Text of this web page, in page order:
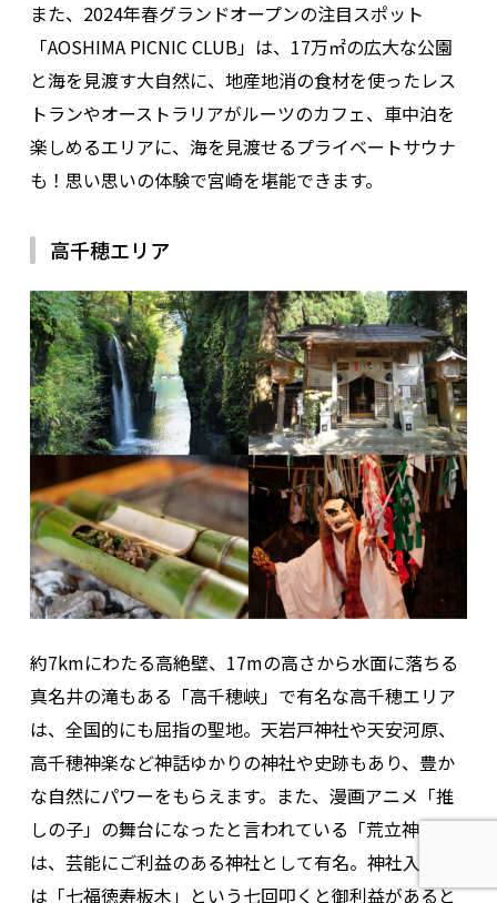
また、2024年春グランドオープンの注目スポット
「AOSHIMA PICNIC CLUB」は、17万㎡の広大な公園
と海を見渡す大自然に、地産地消の食材を使ったレス
トランやオーストラリアがルーツのカフェ、車中泊を
楽しめるエリアに、海を見渡せるプライベートサウナ
も！思い思いの体験で宮崎を堪能できます。
高千穂エリア
約7kmにわたる高絶壁、17mの高さから水面に落ちる
真名井の滝もある「高千穂峡」で有名な高千穂エリア
は、全国的にも屈指の聖地。天岩戸神社や天安河原、
高千穂神楽など神話ゆかりの神社や史跡もあり、豊か
な自然にパワーをもらえます。また、漫画アニメ「推
しの子」の舞台になったと言われている「荒立神社」
は、芸能にご利益のある神社として有名。神社入口に
は「七福徳寿板木」という七回叩くと御利益があると